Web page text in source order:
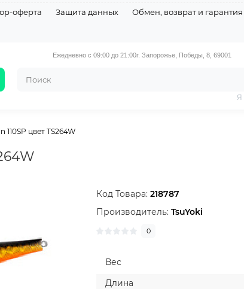
оферта Защита данных Обмен, возврат и гарантия
Ежедневно с 09:00 до 21:00г. Запорожье, Победы, 8, 69001
Я
110SP цвет TS264W
Код Товара:218787
Производитель:TsuYoki
0
Вес
Длина